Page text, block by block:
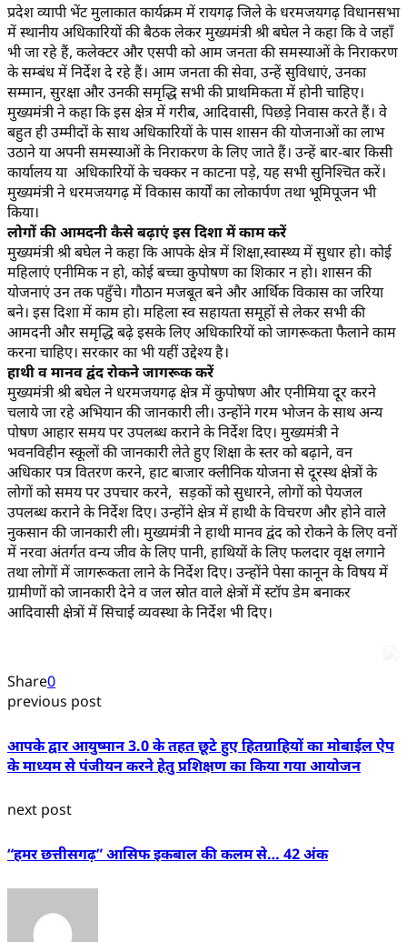
प्रदेश व्यापी भेंट मुलाकात कार्यक्रम में रायगढ़ जिले के धरमजयगढ़ विधानसभा
में स्थानीय अधिकारियों की बैठक लेकर मुख्यमंत्री श्री बघेल ने कहा कि वे जहाँ
भी जा रहे हैं, कलेक्टर और एसपी को आम जनता की समस्याओं के निराकरण
के सम्बंध में निर्देश दे रहे हैं। आम जनता की सेवा, उन्हें सुविधाएं, उनका
सम्मान, सुरक्षा और उनकी समृद्धि सभी की प्राथमिकता में होनी चाहिए।
मुख्यमंत्री ने कहा कि इस क्षेत्र में गरीब, आदिवासी, पिछड़े निवास करते हैं। वे
बहुत ही उम्मीदों के साथ अधिकारियों के पास शासन की योजनाओं का लाभ
उठाने या अपनी समस्याओं के निराकरण के लिए जाते हैं। उन्हें बार-बार किसी
कार्यालय या अधिकारियों के चक्कर न काटना पड़े, यह सभी सुनिश्चित करें।
मुख्यमंत्री ने धरमजयगढ़ में विकास कार्यों का लोकार्पण तथा भूमिपूजन भी
किया।
लोगों की आमदनी कैसे बढ़ाएं इस दिशा में काम करें
मुख्यमंत्री श्री बघेल ने कहा कि आपके क्षेत्र में शिक्षा,स्वास्थ्य में सुधार हो। कोई
महिलाएं एनीमिक न हो, कोई बच्चा कुपोषण का शिकार न हो। शासन की
योजनाएं उन तक पहुँचे। गौठान मजबूत बने और आर्थिक विकास का जरिया
बने। इस दिशा में काम हो। महिला स्व सहायता समूहों से लेकर सभी की
आमदनी और समृद्धि बढ़े इसके लिए अधिकारियों को जागरूकता फैलाने काम
करना चाहिए। सरकार का भी यहीं उद्देश्य है।
हाथी व मानव द्वंद रोकने जागरूक करें
मुख्यमंत्री श्री बघेल ने धरमजयगढ़ क्षेत्र में कुपोषण और एनीमिया दूर करने
चलाये जा रहे अभियान की जानकारी ली। उन्होंने गरम भोजन के साथ अन्य
पोषण आहार समय पर उपलब्ध कराने के निर्देश दिए। मुख्यमंत्री ने
भवनविहीन स्कूलों की जानकारी लेते हुए शिक्षा के स्तर को बढ़ाने, वन
अधिकार पत्र वितरण करने, हाट बाजार क्लीनिक योजना से दूरस्थ क्षेत्रों के
लोगों को समय पर उपचार करने, सड़कों को सुधारने, लोगों को पेयजल
उपलब्ध कराने के निर्देश दिए। उन्होंने क्षेत्र में हाथी के विचरण और होने वाले
नुकसान की जानकारी ली। मुख्यमंत्री ने हाथी मानव द्वंद को रोकने के लिए वनों
में नरवा अंतर्गत वन्य जीव के लिए पानी, हाथियों के लिए फलदार वृक्ष लगाने
तथा लोगों में जागरूकता लाने के निर्देश दिए। उन्होंने पेसा कानून के विषय में
ग्रामीणों को जानकारी देने व जल स्रोत वाले क्षेत्रों में स्टॉप डेम बनाकर
आदिवासी क्षेत्रों में सिचाई व्यवस्था के निर्देश भी दिए।
Share0
previous post
आपके द्वार आयुष्मान 3.0 के तहत छूटे हुए हितग्राहियों का मोबाईल ऐप
के माध्यम से पंजीयन करने हेतु प्रशिक्षण का किया गया आयोजन
next post
“हमर छत्तीसगढ़” आसिफ इकबाल की कलम से… 42 अंक